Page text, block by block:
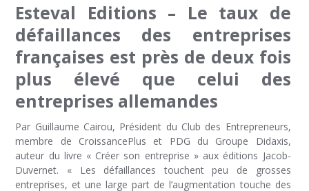
Esteval Editions – Le taux de
défaillances des entreprises
françaises est près de deux fois
plus élevé que celui des
entreprises allemandes
Par Guillaume Cairou, Président du Club des Entrepreneurs,
membre de CroissancePlus et PDG du Groupe Didaxis,
auteur du livre « Créer son entreprise » aux éditions Jacob-
Duvernet. « Les défaillances touchent peu de grosses
entreprises, et une large part de l’augmentation touche des